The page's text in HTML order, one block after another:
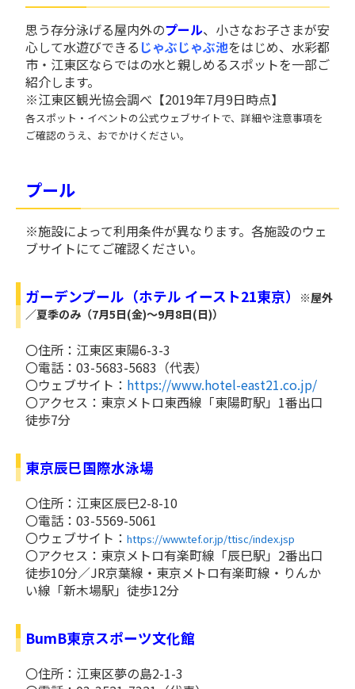
思う存分泳げる屋内外のプール、小さなお子さまが安
心して水遊びできる じゃぶじゃぶ池をはじめ、水彩都
市・江東区ならではの水と親しめるスポットを一部ご
紹介します。
※江東区観光協会調べ【2019年7月9日時点】
各スポット・イベントの公式ウェブサイトで、詳細や注意事項を
ご確認のうえ、おでかけください。
プール
※施設によって利用条件が異なります。各施設のウェ
ブサイトにてご確認ください。
ガーデンプール（ホテル イースト21東京）
※屋外
／夏季のみ（7月5日(金)～9月8日(日)）
〇住所：江東区東陽6-3-3
〇電話：03-5683-5683（代表）
〇ウェブサイト： https://www.hotel-east21.co.jp/
〇アクセス：東京メトロ東西線「東陽町駅」1番出口
徒歩7分
東京辰巳国際水泳場
〇住所：江東区辰巳2-8-10
〇電話：03-5569-5061
〇ウェブサイト： https://www.tef.or.jp/ttisc/index.jsp
〇アクセス：東京メトロ有楽町線「辰巳駅」2番出口
徒歩10分／JR京葉線・東京メトロ有楽町線・りんか
い線「新木場駅」徒歩12分
BumB東京スポーツ文化館
〇住所：江東区夢の島2-1-3